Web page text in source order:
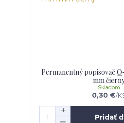
Permanentný popisovač
mm
0,30 €/
Skladom
Pridať